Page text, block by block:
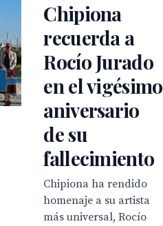
Chipiona
recuerda a
Rocío Jurado
en el vigésimo
aniversario
de su
fallecimiento
Chipiona ha rendido
homenaje a su artista
más universal, Rocío